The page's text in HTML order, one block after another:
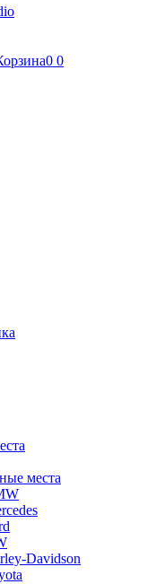
0 0
места
Davidson